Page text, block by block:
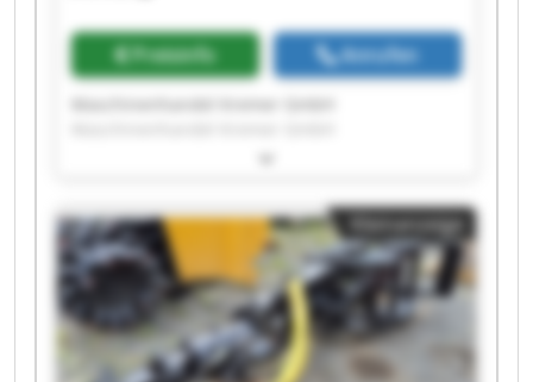
Preisinfo Anrufen
Maschinenhandel Kremer GmbH
Maschinenhandel Kremer GmbH
Maschinenhandel Kremer GmbH
Maschinenhandel Kremer GmbH
Maschinenhandel Kremer GmbH
Maschinenhandel Kremer GmbH
Maschinenhandel Kremer GmbH
Maschinenhandel Kremer GmbH
Kleinanzeige